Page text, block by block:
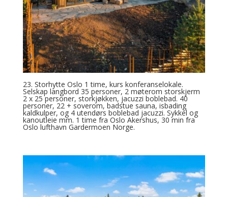
23. Storhytte Oslo 1 time, kurs konferanselokale.
Selskap langbord 35 personer, 2 møterom storskjerm
2 x 25 personer, storkjøkken, jacuzzi boblebad. 40
personer, 22 + soverom, badstue sauna, isbading
kaldkulper, og 4 utendørs boblebad jacuzzi. Sykkel og
kanoutleie mm. 1 time fra Oslo Akershus, 30 min fra
Oslo lufthavn Gardermoen Norge.